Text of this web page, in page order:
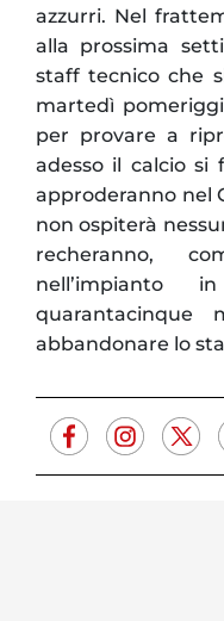
azzurri. Nel
alla prossima
staff tecnico che
martedì
per provare a
adesso il calcio si
approderanno nel
non ospiterà
recheranno,
nell’impianto
quarantacinque
abbandonare lo